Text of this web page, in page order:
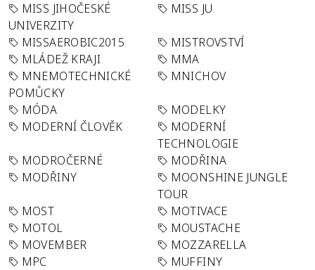
MISS JIHOČESKÉ
UNIVERZITY
MISS JU
MISSAEROBIC2015
MISTROVSTVÍ
MLÁDEŽ KRAJI
MMA
MNEMOTECHNICKÉ
POMŮCKY
MNICHOV
MÓDA
MODELKY
MODERNÍ ČLOVĚK
MODERNÍ
TECHNOLOGIE
MODROČERNÉ
MODŘINA
MODŘINY
MOONSHINE JUNGLE
TOUR
MOST
MOTIVACE
MOTOL
MOUSTACHE
MOVEMBER
MOZZARELLA
MPC
MUFFINY